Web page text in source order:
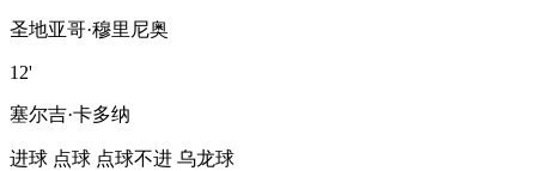
圣地亚哥·穆里尼奥
12'
塞尔吉·卡多纳
进球 点球 点球不进 乌龙球